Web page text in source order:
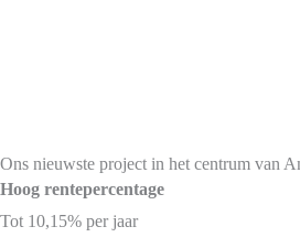
Ons nieuwste project in het centrum van
Hoog rentepercentage
Tot 10,15% per jaar